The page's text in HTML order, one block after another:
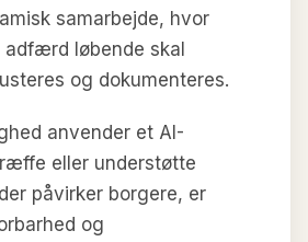
samarbejde, hvor
adfærd løbende skal
og dokumenteres.
anvender et AI-
eller understøtte
påvirker borgere, er
og